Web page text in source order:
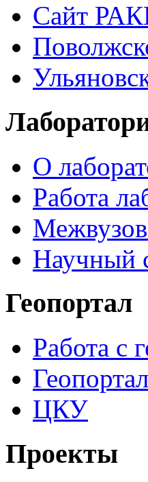
Сайт
О
Работа
Научный
Геопортал
Работа с
Геопортал
ЦКУ
Проекты